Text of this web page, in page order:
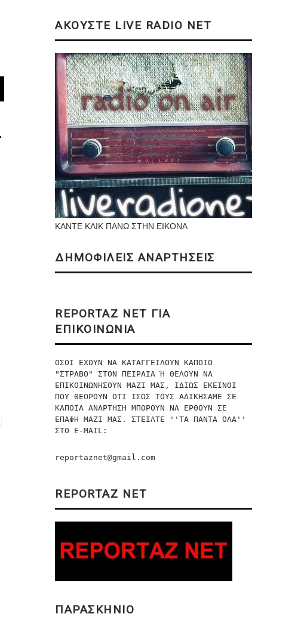
ΑΚΟΥΣΤΕ LIVE RADIO NET
ΚΑΝΤΕ ΚΛΙΚ ΠΑΝΩ ΣΤΗΝ ΕΙΚΟΝΑ
ΔΗΜΟΦΙΛΕΙΣ ΑΝΑΡΤΗΣΕΙΣ
REPORTAZ NET ΓΙΑ
ΕΠΙΚΟΙΝΩΝΙΑ
ΟΣΟΙ ΕΧΟΥΝ ΝΑ ΚΑΤΑΓΓΕΙΛΟΥΝ ΚΑΠΟΙΟ
"ΣΤΡΑΒΟ" ΣΤΟΝ ΠΕΙΡΑΙΑ Ή ΘΕΛΟΥΝ ΝΑ
ΕΠΙΚΟΙΝΩΝΗΣΟΥΝ ΜΑΖΙ ΜΑΣ, ΙΔΙΩΣ ΕΚΕΙΝΟΙ
ΠΟΥ ΘΕΩΡΟΥΝ ΟΤΙ ΙΣΩΣ ΤΟΥΣ ΑΔΙΚΗΣΑΜΕ ΣΕ
ΚΑΠΟΙΑ ΑΝΑΡΤΗΣΗ ΜΠΟΡΟΥΝ ΝΑ ΕΡΘΟΥΝ ΣΕ
ΕΠΑΦΗ ΜΑΖΙ ΜΑΣ. ΣΤΕΙΛΤΕ ''ΤΑ ΠΑΝΤΑ ΟΛΑ''
ΣΤO E-MAIL:
reportaznet@gmail.com
REPORTAZ NET
ΠΑΡΑΣΚΗΝΙΟ